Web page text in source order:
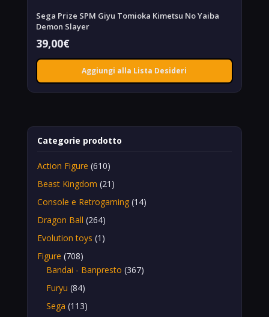
Sega Prize SPM Giyu Tomioka Kimetsu No Yaiba
Demon Slayer
39,00€
Aggiungi alla Lista Desideri
Categorie prodotto
Action Figure (610)
Beast Kingdom (21)
Console e Retrogaming (14)
Dragon Ball (264)
Evolution toys (1)
Figure (708)
Bandai - Banpresto (367)
Furyu (84)
Sega (113)